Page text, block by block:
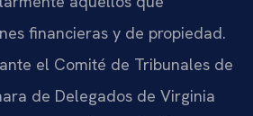
financieras y de propiedad.
el Comité de Tribunales de
de Delegados de Virginia